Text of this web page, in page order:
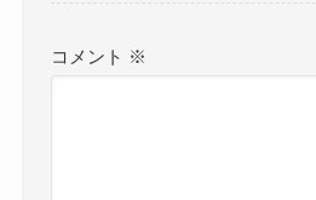
コメント ※